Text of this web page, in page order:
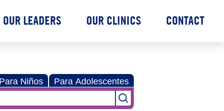
OUR LEADERS OUR CLINICS CONTACT
Para Niños Para Adolescentes